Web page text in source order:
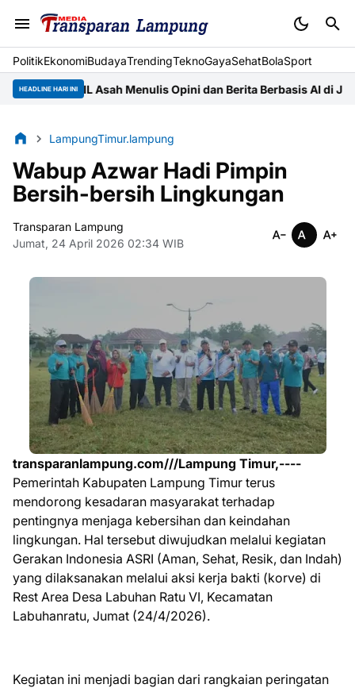
PolitikEkonomiBudayaTrendingTeknoGayaSehatBolaSport
HEADLINE HARI INI
UIN RIL Asah Menulis Opini dan Berita Berbasis AI di JMSI
LampungTimur.lampung
Wabup Azwar Hadi Pimpin
Bersih-bersih Lingkungan
Transparan Lampung
Jumat, 24 April 2026 02:34 WIB
transparanlampung.com///Lampung Timur,----
Pemerintah Kabupaten Lampung Timur terus
mendorong kesadaran masyarakat terhadap
pentingnya menjaga kebersihan dan keindahan
lingkungan. Hal tersebut diwujudkan melalui kegiatan
Gerakan Indonesia ASRI (Aman, Sehat, Resik, dan Indah)
yang dilaksanakan melalui aksi kerja bakti (korve) di
Rest Area Desa Labuhan Ratu VI, Kecamatan
Labuhanratu, Jumat (24/4/2026).
Kegiatan ini menjadi bagian dari rangkaian peringatan